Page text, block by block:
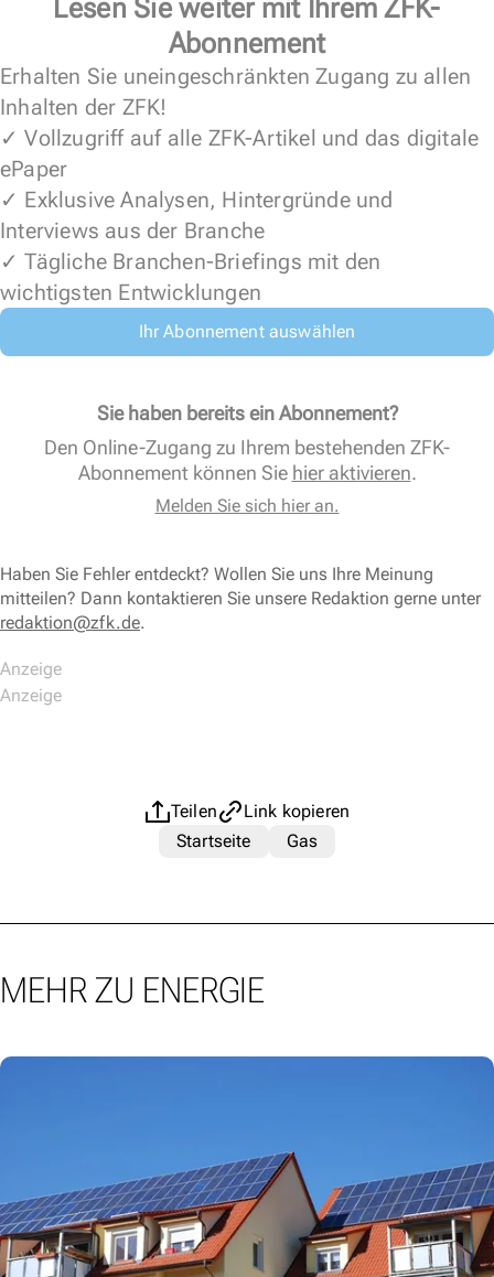
Lesen Sie weiter mit Ihrem ZFK-
Abonnement
Erhalten Sie uneingeschränkten Zugang zu allen
Inhalten der ZFK!
✓ Vollzugriff auf alle ZFK-Artikel und das digitale
ePaper
✓ Exklusive Analysen, Hintergründe und
Interviews aus der Branche
✓ Tägliche Branchen-Briefings mit den
wichtigsten Entwicklungen
Ihr Abonnement auswählen
Sie haben bereits ein Abonnement?
Den Online-Zugang zu Ihrem bestehenden ZFK-
Abonnement können Sie hier aktivieren.
Melden Sie sich hier an.
Haben Sie Fehler entdeckt? Wollen Sie uns Ihre Meinung
mitteilen? Dann kontaktieren Sie unsere Redaktion gerne unter
redaktion@zfk.de.
Teilen
Link kopieren
Startseite
Gas
MEHR ZU ENERGIE